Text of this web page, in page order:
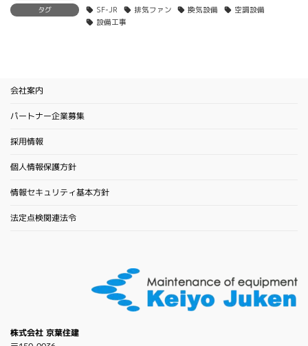
タグ SF-JR 排気ファン 換気設備
空調設備
設備工事
会社案内
パートナー企業募集
採用情報
個人情報保護方針
情報セキュリティ基本方針
法定点検関連法令
株式会社 京葉住建